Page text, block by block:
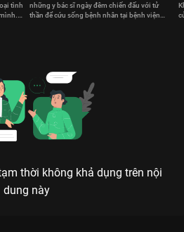
tình
những y bác sĩ ngày đêm chiến đấu với tử
thần để cứu sống bệnh nhân tại bệnh viện
thời không khả dụng trên nội
dung này